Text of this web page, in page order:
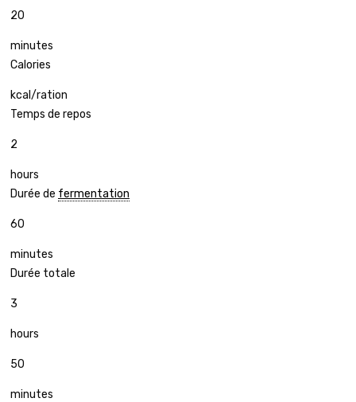
20
minutes
Calories
kcal/ration
Temps de repos
2
hours
Durée de fermentation
60
minutes
Durée totale
3
hours
50
minutes